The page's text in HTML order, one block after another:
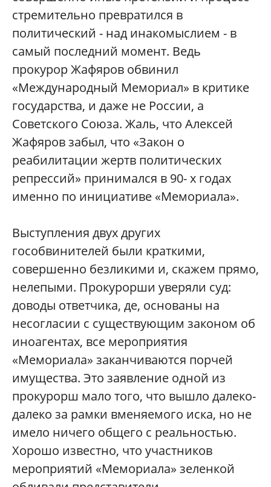
стремительно превратился в
политический - над инакомыслием - в
самый последний момент. Ведь
прокурор Жафяров обвинил
«Международный Мемориал» в критике
государства, и даже не России, а
Советского Союза. Жаль, что Алексей
Жафяров забыл, что «Закон о
реабилитации жертв политических
репрессий» принимался в 90- х годах
именно по инициативе «Мемориала».
Выступления двух других
гособвинителей были краткими,
совершенно безликими и, скажем прямо,
нелепыми. Прокурорши уверяли суд:
доводы ответчика, де, основаны на
несогласии с существующим законом об
иноагентах, все мероприятия
«Мемориала» заканчиваются порчей
имущества. Это заявление одной из
прокурорш мало того, что вышло далеко-
далеко за рамки вменяемого иска, но не
имело ничего общего с реальностью.
Хорошо известно, что участников
мероприятий «Мемориала» зеленкой